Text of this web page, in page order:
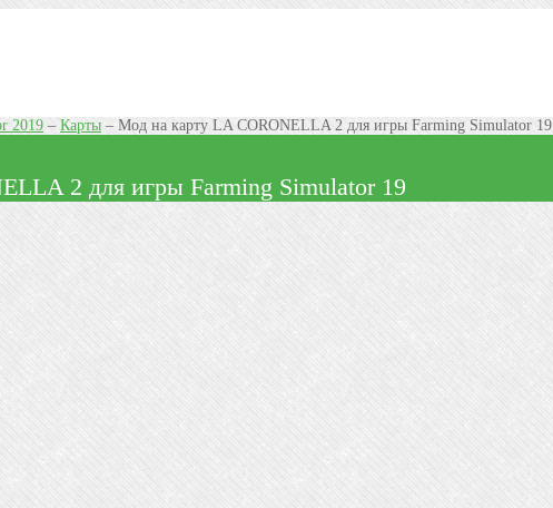
2019 – Карты– Мод на карту LA CORONELLA 2 для игры Farming Simulator 19
2 для игры Farming Simulator 19